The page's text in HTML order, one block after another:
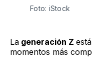
Foto: iStock
La generación Z
momentos más